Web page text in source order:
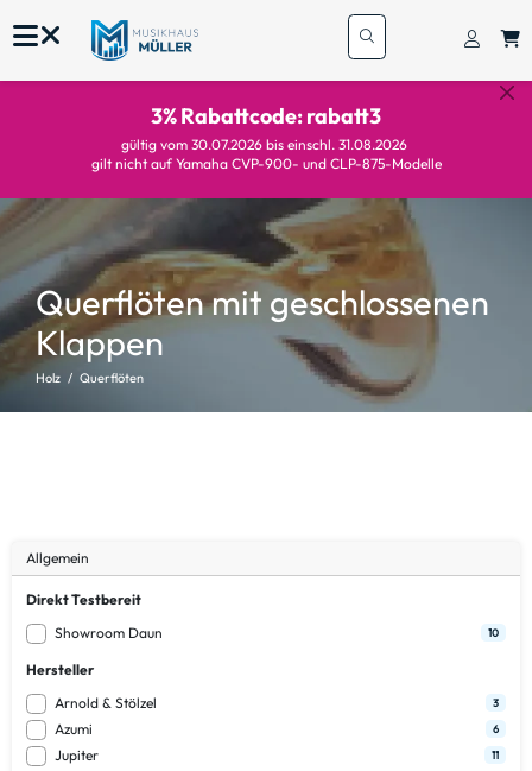
3% Rabattcode: rabatt3
gültig vom 30.07.2026 bis einschl. 31.08.2026
gilt nicht auf Yamaha CVP-900- und CLP-875-Modelle
Querflöten mit geschlossenen
Klappen
Holz Querflöten
Allgemein
Direkt Testbereit
Showroom Daun
10
Hersteller
Arnold & Stölzel
3
Azumi 6
Jupiter 11